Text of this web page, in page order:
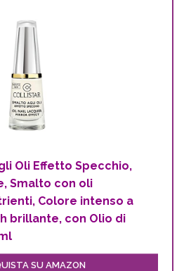
Oli Effetto Specchio,
Smalto con oli
Colore intenso a
brillante, con Olio di
SU AMAZON